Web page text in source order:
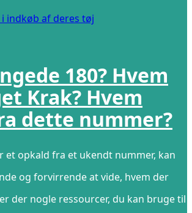
indkøb af deres tøj
180? Hvem
Krak? Hvem
dette nummer?
et opkald fra et ukendt nummer, kan
og forvirrende at vide, hvem der
der nogle ressourcer, du kan bruge til